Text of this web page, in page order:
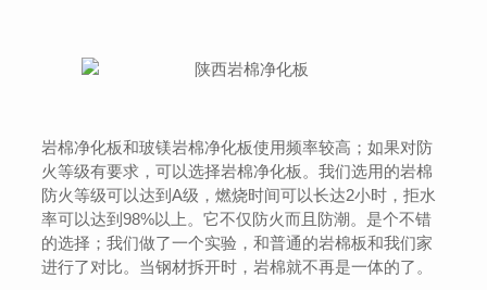
岩棉净化板和玻镁岩棉净化板使用频率较高；如果对防
火等级有要求，可以选择岩棉净化板。我们选用的岩棉
防火等级可以达到A级，燃烧时间可以长达2小时，拒水
率可以达到98%以上。它不仅防火而且防潮。是个不错
的选择；我们做了一个实验，和普通的岩棉板和我们家
进行了对比。当钢材拆开时，岩棉就不再是一体的了。